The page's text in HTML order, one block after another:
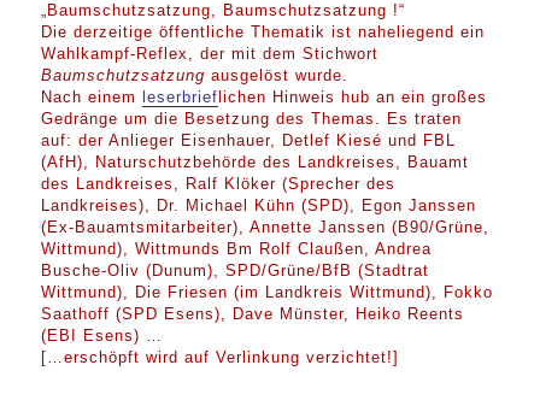
„Baumschutzsatzung, Baumschutzsatzung !“
Die derzeitige öffentliche Thematik ist naheliegend ein
Wahlkampf-Reflex, der mit dem Stichwort
Baumschutzsatzung ausgelöst wurde.
Nach einem
leserbrief lichen Hinweis hub an ein großes
Gedränge um die Besetzung des Themas. Es traten
auf: der Anlieger Eisenhauer, Detlef Kiesé und FBL
(AfH), Naturschutzbehörde des Landkreises, Bauamt
des Landkreises, Ralf Klöker (Sprecher des
Landkreises), Dr. Michael Kühn (SPD), Egon Janssen
(Ex-Bauamtsmitarbeiter), Annette Janssen (B90/Grüne,
Wittmund), Wittmunds Bm Rolf Claußen, Andrea
Busche-Oliv (Dunum), SPD/Grüne/BfB (Stadtrat
Wittmund), Die Friesen (im Landkreis Wittmund), Fokko
Saathoff (SPD Esens), Dave Münster, Heiko Reents
(EBI Esens) …
[…erschöpft wird auf Verlinkung verzichtet!]